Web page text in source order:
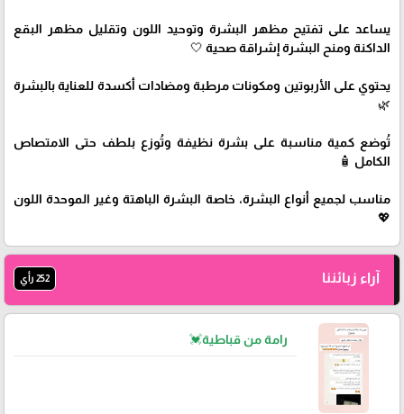
يساعد على تفتيح مظهر البشرة وتوحيد اللون وتقليل مظهر البقع
الداكنة ومنح البشرة إشراقة صحية 🤍
يحتوي على الأربوتين ومكونات مرطبة ومضادات أكسدة للعناية بالبشرة
🌿
تُوضع كمية مناسبة على بشرة نظيفة وتُوزع بلطف حتى الامتصاص
الكامل 🧴
مناسب لجميع أنواع البشرة، خاصة البشرة الباهتة وغير الموحدة اللون
💖
آراء زبائننا 252 رأي
رامة من قباطية💓